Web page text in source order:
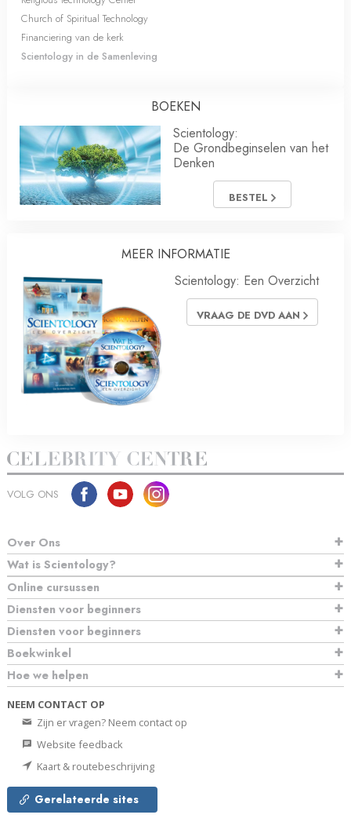
Church of Spiritual Technology
Financiering van de kerk
Scientology in de Samenleving
BOEKEN
Scientology:
De Grondbeginselen van het
Denken
BESTEL
MEER INFORMATIE
Scientology: Een Overzicht
VRAAG DE DVD AAN
VOLG ONS
Over Ons
Wat is Scientology?
Online cursussen
Diensten voor beginners
Diensten voor beginners
Boekwinkel
Hoe we helpen
NEEM CONTACT OP
Zijn er vragen? Neem contact op
Website feedback
Kaart & routebeschrijving
Gerelateerde sites